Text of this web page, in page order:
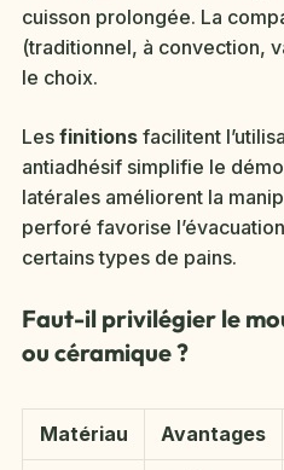
cuisson prolongée. La
(traditionnel, à convection,
le choix.
Les finitions facilitent
antiadhésif simplifie le
latérales améliorent la
perforé favorise
certains types de pains.
Faut-il privilégier le
ou céramique ?
Matériau Avantages